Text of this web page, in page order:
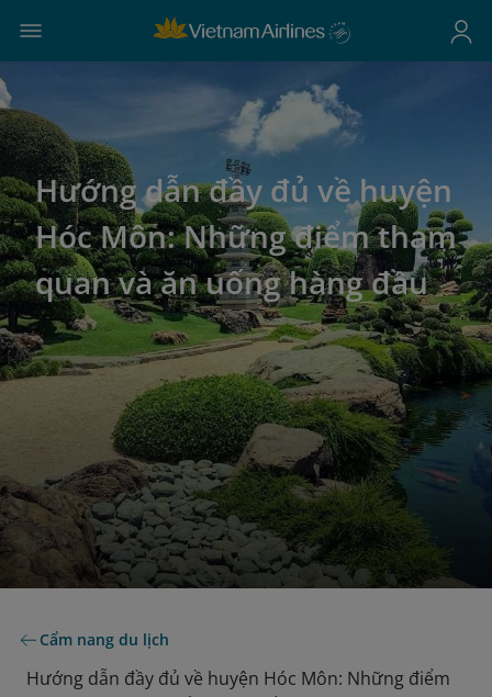
Hướng dẫn đầy đủ về huyện
Hóc Môn: Những điểm tham
quan và ăn uống hàng đầu
Cẩm nang du lịch
Hướng dẫn đầy đủ về huyện Hóc Môn: Những điểm